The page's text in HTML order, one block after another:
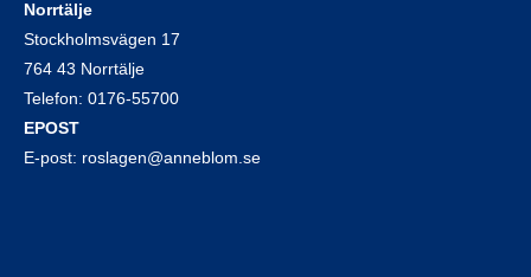
Norrtälje
Stockholmsvägen 17
764 43 Norrtälje
Telefon: 0176-55700
EPOST
E-post: roslagen@anneblom.se